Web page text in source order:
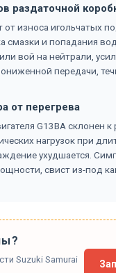
раздаточной
от износа игольчатых
смазки и попадания
вой на нейтрали,
передачи,
от перегрева
G13BA склонен к
нагрузок при
ухудшается.
свист из-под
Suzuki Samurai